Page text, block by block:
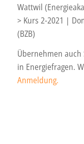
Wattwil
> Kurs 2-2021 |
(BZB)
Übernehmen auch
in Energiefragen.
Anmeldung.